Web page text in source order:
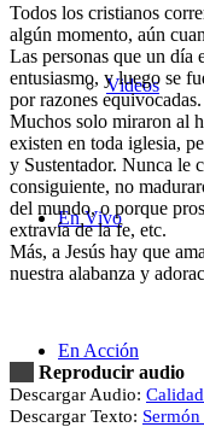
Videos
En Vivo
En Acción
Todos los cristianos
algún momento, aún
Las personas que un día
entusiasmo, y luego se
por razones equivocadas.
Muchos solo miraron al
existen en toda iglesia,
y Sustentador. Nunca le
consiguiente, no
del mundo, o porque
extravía de la fe, etc.
Más, a Jesús hay que
nuestra alabanza y
Reproducir audio
Descargar Audio:
Descargar Texto: